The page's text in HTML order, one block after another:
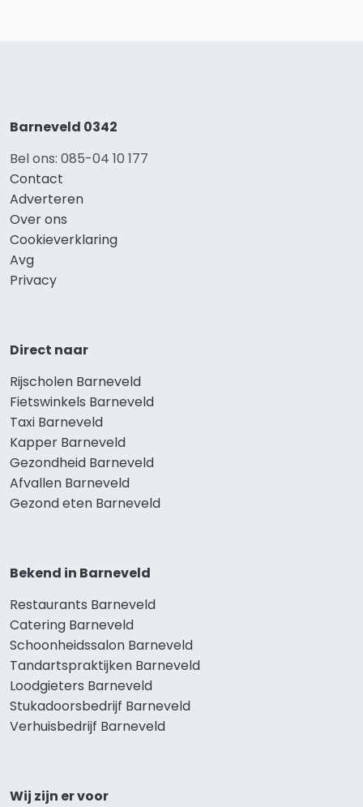
Barneveld 0342
Bel ons: 085-04 10 177
Contact
Adverteren
Over ons
Cookieverklaring
Avg
Privacy
Direct naar
Rijscholen Barneveld
Fietswinkels Barneveld
Taxi Barneveld
Kapper Barneveld
Gezondheid Barneveld
Afvallen Barneveld
Gezond eten Barneveld
Bekend in Barneveld
Restaurants Barneveld
Catering Barneveld
Schoonheidssalon Barneveld
Tandartspraktijken Barneveld
Loodgieters Barneveld
Stukadoorsbedrijf Barneveld
Verhuisbedrijf Barneveld
Wij zijn er voor